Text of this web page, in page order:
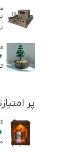
پر
امتیاز